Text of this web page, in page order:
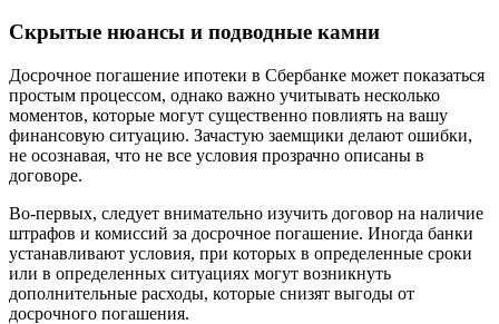
Скрытые нюансы и подводные камни
Досрочное погашение ипотеки в Сбербанке может показаться
простым процессом, однако важно учитывать несколько
моментов, которые могут существенно повлиять на вашу
финансовую ситуацию. Зачастую заемщики делают ошибки,
не осознавая, что не все условия прозрачно описаны в
договоре.
Во-первых, следует внимательно изучить договор на наличие
штрафов и комиссий за досрочное погашение. Иногда банки
устанавливают условия, при которых в определенные сроки
или в определенных ситуациях могут возникнуть
дополнительные расходы, которые снизят выгоды от
досрочного погашения.